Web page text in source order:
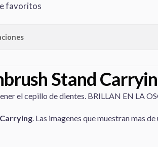
favoritos
Stand
el cepillo de dientes. BRILLAN EN LA
Carrying. Las imagenes que muestran mas